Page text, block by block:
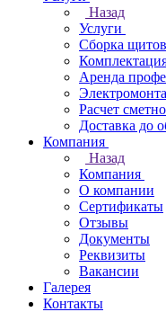
Назад
Услуги
Сборка
Аренда
Расчет
Доставка до
Компания
Назад
Компания
О компании
Сертификаты
Отзывы
Документы
Реквизиты
Вакансии
Галерея
Контакты